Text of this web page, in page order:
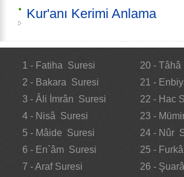
Kur'anı Kerimi Anlama
1 - Fatiha Suresi
2 - Bakara Suresi
3 - Âli İmrân Suresi
4 - Nisâ Suresi
5 - Mâide Suresi
6 - En`âm Suresi
7 - Araf Suresi
20 -
21 -
22 - Hac
23 -
24 - Nûr
25 -
26 -